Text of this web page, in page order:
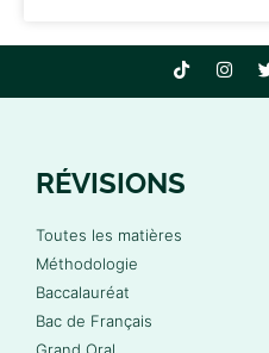
RÉVISIONS
Toutes les matières
Méthodologie
Baccalauréat
Bac de Français